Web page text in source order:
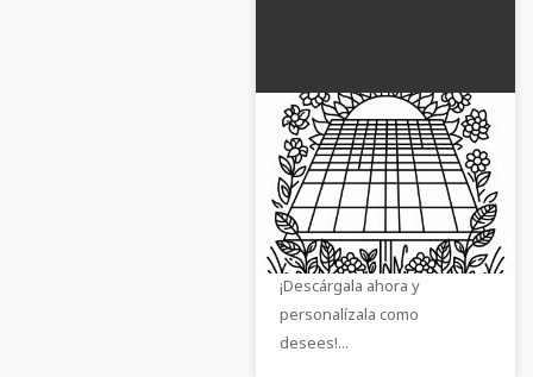
Imagen para colorear
de sistema
fotovoltaico gratis
Tiempo creativo con nuestra
página para colorear gratuita
de una planta fotovoltaica.
¡Descárgala ahora y
personalízala como
desees!...